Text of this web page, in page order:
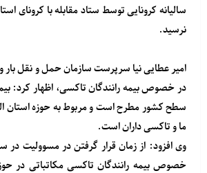
سالیانه کرونایی توسط ستاد مقابله با کرونای
نرسید.
امیر عطایی نیا سرپرست سازمان حمل و نقل بار
در خصوص بیمه رانندگان تاکسی، اظهار کرد:
سطح کشور مطرح است و مربوط به حوزه استان
ما و تاکسی داران است.
وی افزود: از زمان قرار گرفتن در مسوولیت در
خصوص بیمه رانندگان تاکسی مکاتباتی در